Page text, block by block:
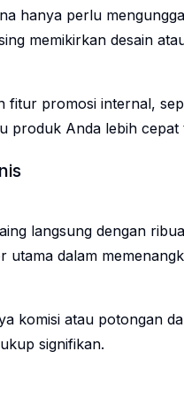
hanya perlu
memikirkan desain
fitur promosi internal,
produk Anda lebih
langsung dengan
utama dalam
komisi atau potongan
signifikan.